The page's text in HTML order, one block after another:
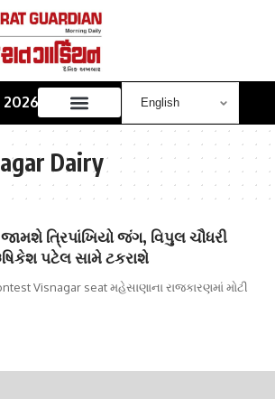
2026
Dairy
ત્રિપાંખિયો જંગ, વિપુલ ચૌધરી
પટેલ સામે ટકરાશે
Visnagar seat મહેસાણાના રાજકારણમાં મોટી